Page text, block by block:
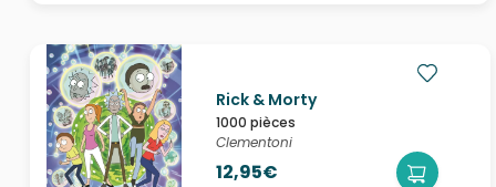
Rick & Morty
1000 pièces
Clementoni
12,95€